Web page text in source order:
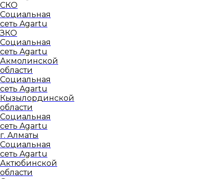
СКО
Социальная
сеть Agartu
ЗКО
Социальная
сеть Agartu
Акмолинской
области
Социальная
сеть Agartu
Кызылординской
области
Социальная
сеть Agartu
г. Алматы
Социальная
сеть Agartu
Актюбинской
области